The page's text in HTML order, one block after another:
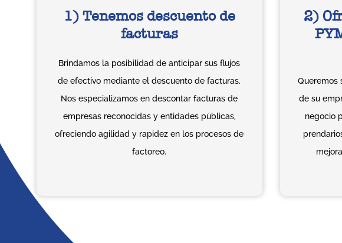
1) Tenemos descuento de
facturas
Brindamos la posibilidad de anticipar sus flujos
de efectivo mediante el descuento de facturas.
Nos especializamos en descontar facturas de
empresas reconocidas y entidades públicas,
ofreciendo agilidad y rapidez en los procesos de
factoreo.
2)
Queremos
de su
negocio